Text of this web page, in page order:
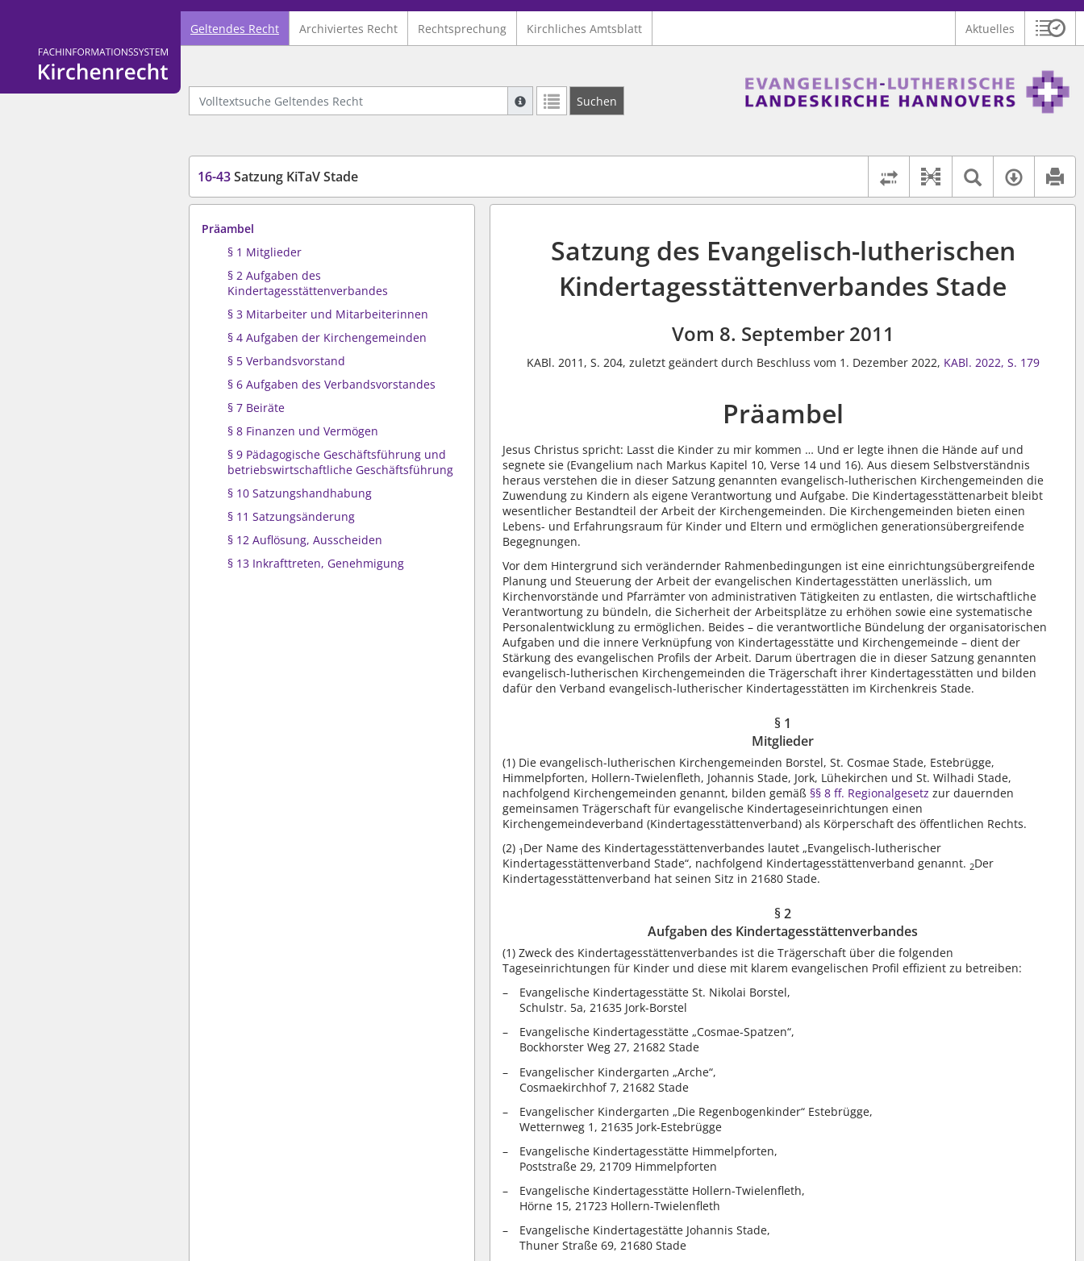
Logo Fachinformationssystem Kirchenrecht
Geltendes Recht Archiviertes Recht Rechtsprechung Kirchliches Amtsblatt Aktuelles
Volltextsuche Geltendes Recht
Suche mit Platzhalter "*", Bsp. Pfarrer*, findet auch: "Pfarrerinitiative" oder "Pfarrerausschuss".
Suchen
16-43Satzung KiTaV Stade
Rechtsstände
Dokument-
Textsuche
Präambel
§ 1 Mitglieder
§ 2 Aufgaben des
Kindertagesstättenverbandes
§ 3 Mitarbeiter und Mitarbeiterinnen
§ 4 Aufgaben der Kirchengemeinden
§ 5 Verbandsvorstand
§ 6 Aufgaben des Verbandsvorstandes
§ 7 Beiräte
§ 8 Finanzen und Vermögen
§ 9 Pädagogische Geschäftsführung und
betriebswirtschaftliche Geschäftsführung
§ 10 Satzungshandhabung
§ 11 Satzungsänderung
§ 12 Auflösung, Ausscheiden
§ 13 Inkrafttreten, Genehmigung
Satzung des Evangelisch-lutherischen
Kindertagesstättenverbandes Stade
Vom 8. September 2011
KABl. 2011, S. 204, zuletzt geändert durch Beschluss vom 1. Dezember 2022, KABl. 2022, S. 179
Präambel
Jesus Christus spricht: Lasst die Kinder zu mir kommen … Und er legte ihnen die Hände auf und
segnete sie (Evangelium nach Markus Kapitel 10, Verse 14 und 16). Aus diesem Selbstverständnis
heraus verstehen die in dieser Satzung genannten evangelisch-lutherischen Kirchengemeinden die
Zuwendung zu Kindern als eigene Verantwortung und Aufgabe. Die Kindertagesstättenarbeit bleibt
wesentlicher Bestandteil der Arbeit der Kirchengemeinden. Die Kirchengemeinden bieten einen
Lebens- und Erfahrungsraum für Kinder und Eltern und ermöglichen generationsübergreifende
Begegnungen.
Vor dem Hintergrund sich verändernder Rahmenbedingungen ist eine einrichtungsübergreifende
Planung und Steuerung der Arbeit der evangelischen Kindertagesstätten unerlässlich, um
Kirchenvorstände und Pfarrämter von administrativen Tätigkeiten zu entlasten, die wirtschaftliche
Verantwortung zu bündeln, die Sicherheit der Arbeitsplätze zu erhöhen sowie eine systematische
Personalentwicklung zu ermöglichen. Beides – die verantwortliche Bündelung der organisatorischen
Aufgaben und die innere Verknüpfung von Kindertagesstätte und Kirchengemeinde – dient der
Stärkung des evangelischen Profils der Arbeit. Darum übertragen die in dieser Satzung genannten
evangelisch-lutherischen Kirchengemeinden die Trägerschaft ihrer Kindertagesstätten und bilden
dafür den Verband evangelisch-lutherischer Kindertagesstätten im Kirchenkreis Stade.
§ 1
Mitglieder
(1) Die evangelisch-lutherischen Kirchengemeinden Borstel, St. Cosmae Stade, Estebrügge,
Himmelpforten, Hollern-Twielenfleth, Johannis Stade, Jork, Lühekirchen und St. Wilhadi Stade,
nachfolgend Kirchengemeinden genannt, bilden gemäß §§ 8 ff. Regionalgesetz zur dauernden
gemeinsamen Trägerschaft für evangelische Kindertageseinrichtungen einen
Kirchengemeindeverband (Kindertagesstättenverband) als Körperschaft des öffentlichen Rechts.
(2) 1 Der Name des Kindertagesstättenverbandes lautet „Evangelisch-lutherischer
Kindertagesstättenverband Stade“, nachfolgend Kindertagesstättenverband genannt. 2Der
Kindertagesstättenverband hat seinen Sitz in 21680 Stade.
§ 2
Aufgaben des Kindertagesstättenverbandes
(1) Zweck des Kindertagesstättenverbandes ist die Trägerschaft über die folgenden
Tageseinrichtungen für Kinder und diese mit klarem evangelischen Profil effizient zu betreiben:
Evangelische Kindertagesstätte St. Nikolai Borstel,
Schulstr. 5a, 21635 Jork-Borstel
Evangelische Kindertagesstätte „Cosmae-Spatzen“,
Bockhorster Weg 27, 21682 Stade
Evangelischer Kindergarten „Arche“,
Cosmaekirchhof 7, 21682 Stade
Evangelischer Kindergarten „Die Regenbogenkinder“ Estebrügge,
Wetternweg 1, 21635 Jork-Estebrügge
Evangelische Kindertagesstätte Himmelpforten,
Poststraße 29, 21709 Himmelpforten
Evangelische Kindertagesstätte Hollern-Twielenfleth,
Hörne 15, 21723 Hollern-Twielenfleth
Evangelische Kindertagestätte Johannis Stade,
Thuner Straße 69, 21680 Stade